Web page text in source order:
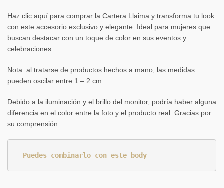
Haz clic aquí para comprar la Cartera Llaima y transforma tu look
con este accesorio exclusivo y elegante. Ideal para mujeres que
buscan destacar con un toque de color en sus eventos y
celebraciones.
Nota: al tratarse de productos hechos a mano, las medidas
pueden oscilar entre 1 – 2 cm.
Debido a la iluminación y el brillo del monitor, podría haber alguna
diferencia en el color entre la foto y el producto real. Gracias por
su comprensión.
Puedes combinarlo con este body